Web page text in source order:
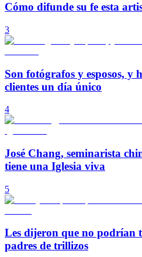
Cómo difunde su fe esta
3
Son fotógrafos y esposos, y
clientes un día único
4
José Chang, seminarista
tiene una Iglesia viva
5
Les dijeron que no podrían
padres de trillizos